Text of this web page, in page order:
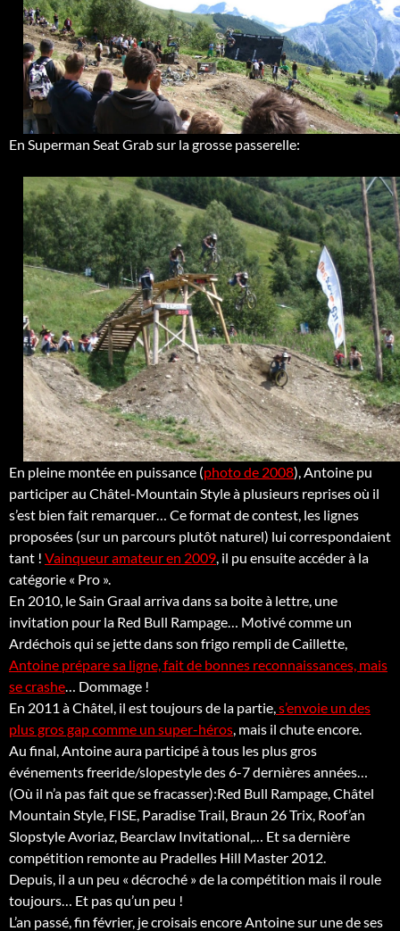
En Superman Seat Grab sur la grosse passerelle:
En pleine montée en puissance (photo de 2008), Antoine pu
participer au Châtel-Mountain Style à plusieurs reprises où il
s’est bien fait remarquer… Ce format de contest, les lignes
proposées (sur un parcours plutôt naturel) lui correspondaient
tant ! Vainqueur amateur en 2009 , il pu ensuite accéder à la
catégorie « Pro ».
En 2010, le Sain Graal arriva dans sa boite à lettre, une
invitation pour la Red Bull Rampage… Motivé comme un
Ardéchois qui se jette dans son frigo rempli de Caillette,
Antoine prépare sa ligne, fait de bonnes reconnaissances, mais
se crashe … Dommage !
En 2011 à Châtel, il est toujours de la partie, s’envoie un des
plus gros gap comme un super-héros , mais il chute encore.
Au final, Antoine aura participé à tous les plus gros
événements freeride/slopestyle des 6-7 dernières années…
(Où il n’a pas fait que se fracasser):Red Bull Rampage, Châtel
Mountain Style, FISE, Paradise Trail, Braun 26 Trix, Roof’an
Slopstyle Avoriaz, Bearclaw Invitational,… Et sa dernière
compétition remonte au Pradelles Hill Master 2012.
Depuis, il a un peu « décroché » de la compétition mais il roule
toujours… Et pas qu’un peu !
L’an passé, fin février, je croisais encore Antoine sur une de ses